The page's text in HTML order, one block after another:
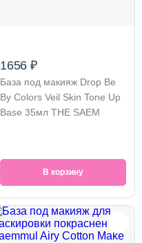
1656 ₽
База под макияж Drop Be
By Colors Veil Skin Tone Up
Base 35мл THE SAEM
В корзину